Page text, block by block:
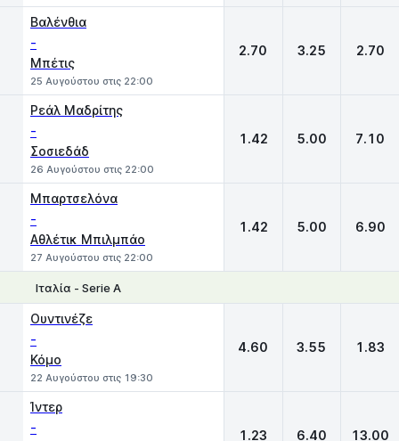
Βαλένθια
-
Μπέτις
25 Αυγούστου στις 22:00
2.70 3.25 2.70
Ρεάλ Μαδρίτης
-
Σοσιεδάδ
26 Αυγούστου στις 22:00
1.42 5.00 7.10
Μπαρτσελόνα
-
Αθλέτικ Μπιλμπάο
27 Αυγούστου στις 22:00
1.42 5.00 6.90
Ιταλία - Serie A
Ουντινέζε
-
Κόμο
22 Αυγούστου στις 19:30
4.60 3.55 1.83
Ίντερ
- 1.23 6.40 13.00